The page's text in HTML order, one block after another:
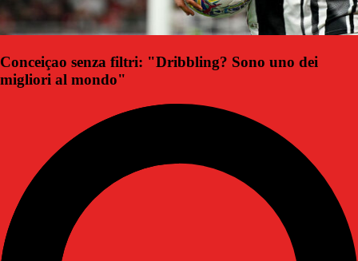
Conceiçao senza filtri: "Dribbling? Sono uno dei
migliori al mondo"